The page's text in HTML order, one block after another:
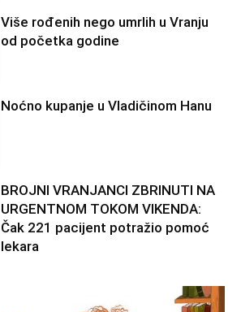
Više rođenih nego umrlih u Vranju
od početka godine
Noćno kupanje u Vladičinom Hanu
BROJNI VRANJANCI ZBRINUTI NA
URGENTNOM TOKOM VIKENDA:
Čak 221 pacijent potražio pomoć
lekara